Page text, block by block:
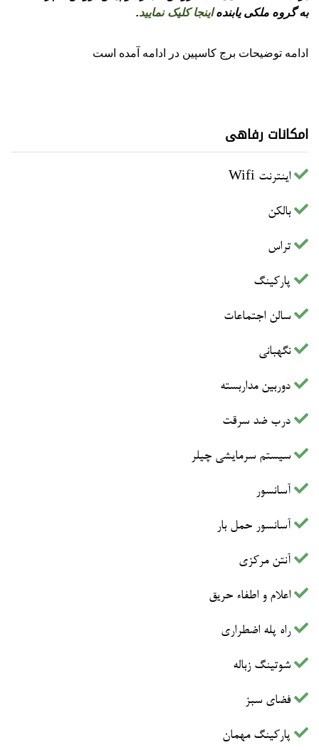
به گروه ملکی یابندهاینجا کلیک نمایید.
ادامه توضیحات برج کاسپین در ادامه آمده است
امکانات رفاهی
اینترنت Wifi
بالکن
تراس
پارکینگ
سالن اجتماعات
نگهبانی
دوربین مداربسته
درب ضد سرقت
سیستم سرمایشی چیلر
آسانسور
آسانسور حمل بار
آنتن مرکزی
اعلام و اطفاء حریق
راه پله اضطراری
شوتینگ زباله
فضای سبز
پارکینگ مهمان